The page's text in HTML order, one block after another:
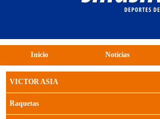
Inicio Noticias
VICTOR ASIA
Raquetas